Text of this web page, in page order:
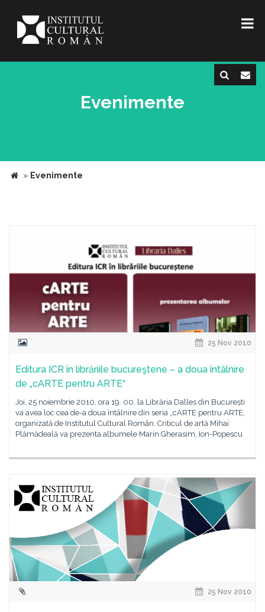
Evenimente
» Evenimente
25 Nov 2010
Editura ICR în librăriile bucureştene – a doua întâlnire
de „cARTE pentru ARTE“
Joi, 25 noiembrie 2010, ora 19. 00, la Librăria Dalles din București
va avea loc cea de-a doua întâlnire din seria „cARTE pentru ARTE,
organizată de Institutul Cultural Român. Criticul de artă Mihai
Plămădeală va prezenta albumele Marin Gherasim, Ion-Popescu
25 Nov 2010